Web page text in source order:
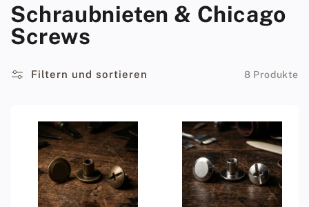
Schraubnieten & Chicago
Screws
Filtern und sortieren 8 Produkte